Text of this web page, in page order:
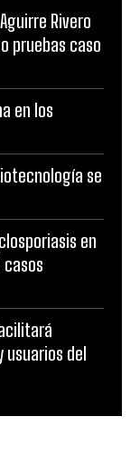
Rivero
pruebas caso
en los
se
en
del